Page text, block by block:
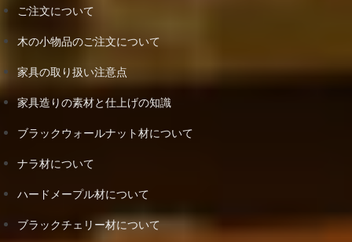
ご注文について
木の小物品のご注文について
家具の取り扱い注意点
家具造りの素材と仕上げの知識
ブラックウォールナット材について
ナラ材について
ハードメープル材について
ブラックチェリー材について